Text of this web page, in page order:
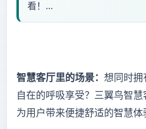
看！...
智慧客厅里的场景： 想同时拥
自在的呼吸享受？三翼鸟智
为用户带来便捷舒适的智慧体